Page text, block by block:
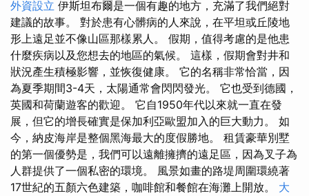
外資設立 伊斯坦布爾是一個有趣的地方，充滿了我們絕對
建議的故事。 對於患有心髒病的人來說，在平坦或丘陵地
形上遠足並不像山區那樣累人。 假期，值得考慮的是他患
什麼疾病以及您想去的地區的氣候。 這樣，假期會對井和
狀況產生積極影響，並恢復健康。 它的名稱非常恰當，因
為夏季期間3-4天，太陽通常會閃閃發光。 它也受到德國，
英國和荷蘭遊客的歡迎。 它自1950年代以來就一直在發
展，但它的增長確實是保加利亞歐盟加入的巨大動力。 如
今，納皮海岸是整個黑海最大的度假勝地。 租賃豪華別墅
的第一個優勢是，我們可以遠離擁擠的遠足區，因為叉子為
人群提供了一個私密的環境。 風景如畫的路堤周圍環繞著
17世紀的五顏六色建築，咖啡館和餐館在海灘上開放。 大